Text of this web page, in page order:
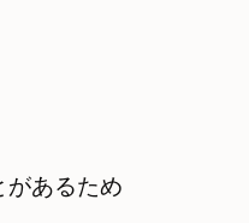
があるため